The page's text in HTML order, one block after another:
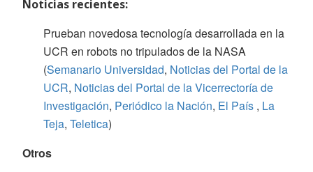
Noticias recientes:
Prueban novedosa tecnología desarrollada en la
UCR en robots no tripulados de la NASA
(Semanario Universidad, Noticias del Portal de la
UCR, Noticias del Portal de la Vicerrectoría de
Investigación, Periódico la Nación, El País , La
Teja, Teletica)
Otros